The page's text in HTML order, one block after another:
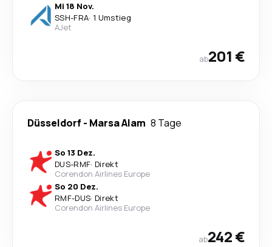
Mi 18 Nov.
SSH-FRA· 1 Umstieg
AJet
ab201 €
Düsseldorf - Marsa Alam 8 Tage
So 13 Dez.
DUS-RMF· Direkt
Corendon Airlines Europe
So 20 Dez.
RMF-DUS· Direkt
Corendon Airlines Europe
ab242 €